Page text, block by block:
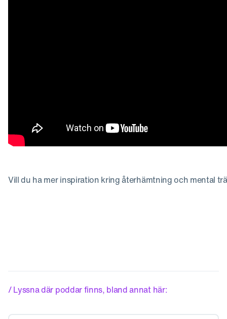
Vill du ha mer inspiration kring återhämtning och mental
/ Lyssna där poddar finns, bland annat här: